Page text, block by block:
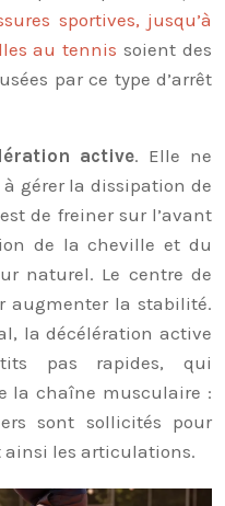
sportives, jusqu’à
au tennis soient des
par ce type d’arrêt
active. Elle ne
à gérer la dissipation de
de freiner sur l’avant
de la cheville et du
naturel. Le centre de
augmenter la stabilité.
la décélération active
pas rapides, qui
la chaîne musculaire :
sont sollicités pour
ainsi les articulations.